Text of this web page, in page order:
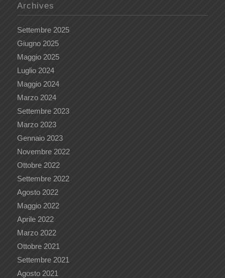
Archives
Settembre 2025
Giugno 2025
Maggio 2025
Luglio 2024
Maggio 2024
Marzo 2024
Settembre 2023
Marzo 2023
Gennaio 2023
Novembre 2022
Ottobre 2022
Settembre 2022
Agosto 2022
Maggio 2022
Aprile 2022
Marzo 2022
Ottobre 2021
Settembre 2021
Agosto 2021